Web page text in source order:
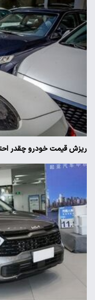
ریزش قیمت خودرو چقدر